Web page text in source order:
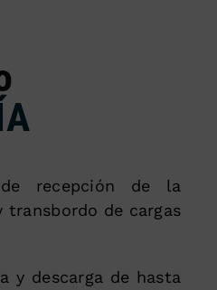
recepción de la
de cargas
y descarga de hasta